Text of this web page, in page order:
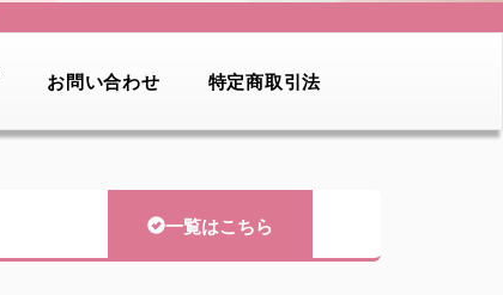
お問い合わせ 特定商取引法
一覧はこちら